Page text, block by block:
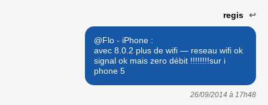
regis ↩
@Flo - iPhone :
avec 8.0.2 plus de wifi — reseau wifi ok
signal ok mais zero débit !!!!!!!!sur i
phone 5
26/09/2014 à 17h48